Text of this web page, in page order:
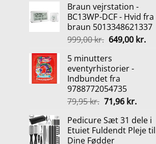
Braun vejrstation -
BC13WP-DCF - Hvid fra
braun 5013348621337
999,00kr. Den
pris
var:
999,00 kr..
649,00 kr.Den
5 minutters
eventyrhistorier -
Indbundet fra
9788772054735
79,95kr. Den
pris
var:
71,96 kr.Den
pris
er:
Pedicure Sæt 31 dele i
Etuiet Fuldendt Pleje til
Dine Fødder